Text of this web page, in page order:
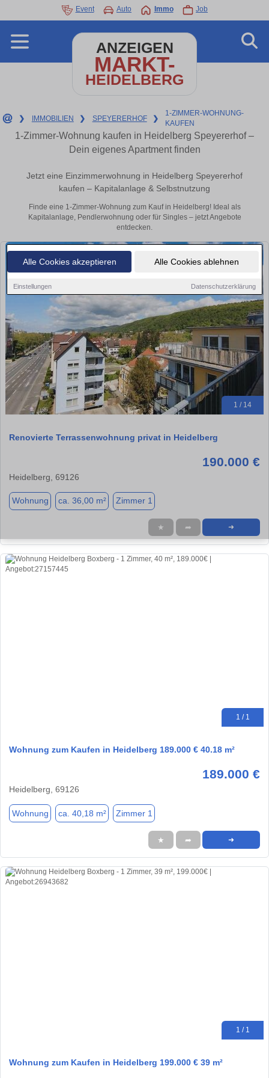
Alle Cookies akzeptieren Alle Cookies ablehnen
Einstellungen Datenschutzerklärung
Event Auto Immo Job
ANZEIGEN
MARKT-
HEIDELBERG
❯ IMMOBILIEN ❯ SPEYERERHOF ❯
1-ZIMMER-WOHNUNG-
KAUFEN
1-Zimmer-Wohnung kaufen in Heidelberg Speyererhof –
Dein eigenes Apartment finden
Jetzt eine Einzimmerwohnung in Heidelberg Speyererhof
kaufen – Kapitalanlage & Selbstnutzung
Finde eine 1-Zimmer-Wohnung zum Kauf in Heidelberg! Ideal als
Kapitalanlage, Pendlerwohnung oder für Singles – jetzt Angebote
entdecken.
1 / 14
Renovierte Terrassenwohnung privat in Heidelberg
190.000 €
Heidelberg, 69126
Wohnung ca. 36,00 m² Zimmer 1
★ ➦ ➜
1 / 1
Wohnung zum Kaufen in Heidelberg 189.000 € 40.18 m²
189.000 €
Heidelberg, 69126
Wohnung ca. 40,18 m² Zimmer 1
★ ➦ ➜
1 / 1
Wohnung zum Kaufen in Heidelberg 199.000 € 39 m²